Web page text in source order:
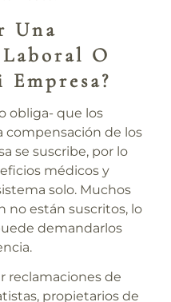
Una
O
obliga- que los
compensación de los
se suscribe, por lo
médicos y
solo. Muchos
no están suscritos, lo
demandarlos
reclamaciones de
propietarios de